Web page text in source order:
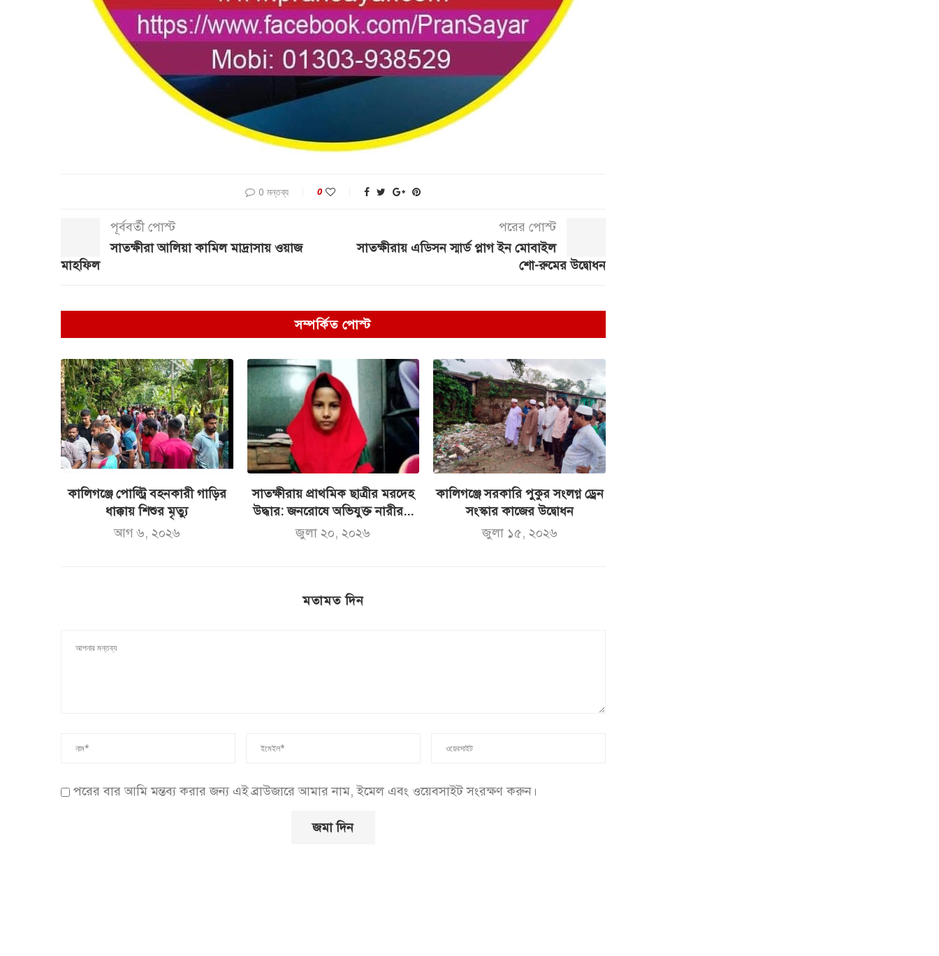
0 মন্তব্য 0
পূর্ববর্তী পোস্ট
সাতক্ষীরা আলিয়া কামিল মাদ্রাসায় ওয়াজ
মাহফিল
পরের পোস্ট
সাতক্ষীরায় এডিসন স্মার্ড প্লাগ ইন মোবাইল
শো-রুমের উদ্বোধন
সম্পর্কিত পোস্ট
কালিগঞ্জে পোল্ট্রি বহনকারী গাড়ির
ধাক্কায় শিশুর মৃত্যু
আগ ৬, ২০২৬
সাতক্ষীরায় প্রাথমিক ছাত্রীর মরদেহ
উদ্ধার: জনরোষে অভিযুক্ত নারীর...
জুলা ২০, ২০২৬
কালিগঞ্জে সরকারি পুকুর সংলগ্ন ড্রেন
সংস্কার কাজের উদ্বোধন
জুলা ১৫, ২০২৬
মতামত দিন
পরের বার আমি মন্তব্য করার জন্য এই ব্রাউজারে আমার নাম, ইমেল এবং ওয়েবসাইট সংরক্ষণ করুন।